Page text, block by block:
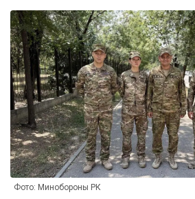
Фото: Минобороны РК